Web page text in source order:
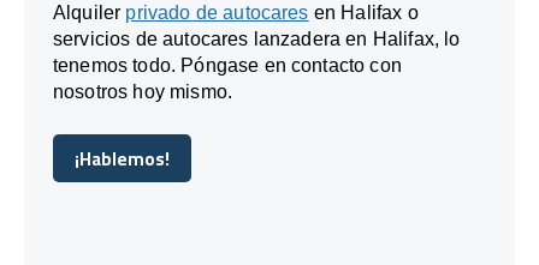
Alquiler privado de autocares en Halifax o
servicios de autocares lanzadera en Halifax, lo
tenemos todo. Póngase en contacto con
nosotros hoy mismo.
¡Hablemos!
¡Hablemos!